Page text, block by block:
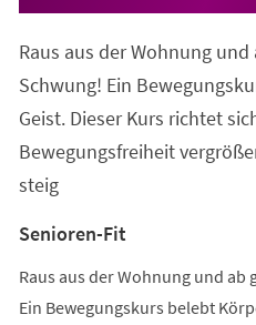
Raus aus der Wohnung
Schwung! Ein
Geist. Dieser Kurs richtet
Bewegungsfreiheit
steig
Senioren-Fit
Raus aus der Wohnung und ab
Ein Bewegungskurs belebt